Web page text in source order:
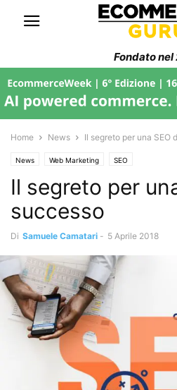
Fondato nel
Home News Il segreto per una SEO
News Web Marketing SEO
Il segreto per
successo
Di Samuele Camatari - 5 Aprile 2018